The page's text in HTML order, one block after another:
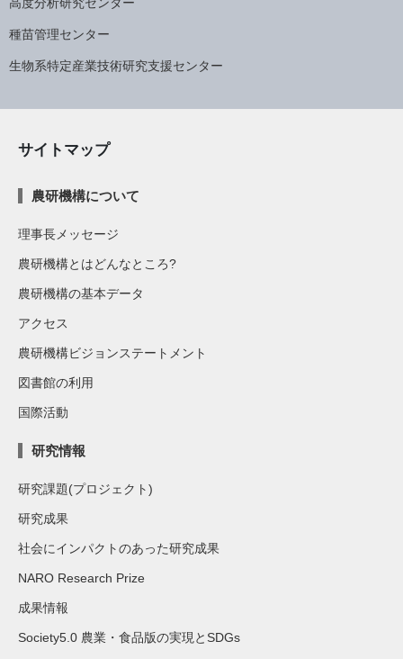
高度分析研究センター
種苗管理センター
生物系特定産業技術研究支援センター
サイトマップ
農研機構について
理事長メッセージ
農研機構とはどんなところ?
農研機構の基本データ
アクセス
農研機構ビジョンステートメント
図書館の利用
国際活動
研究情報
研究課題(プロジェクト)
研究成果
社会にインパクトのあった研究成果
NARO Research Prize
成果情報
Society5.0 農業・食品版の実現とSDGs